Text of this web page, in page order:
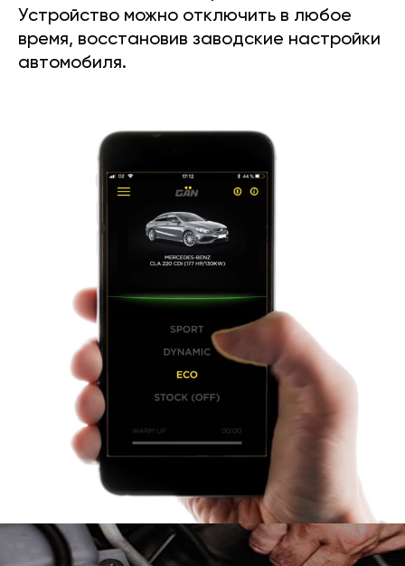
Устройство можно отключить в любое
время, восстановив заводские настройки
автомобиля.